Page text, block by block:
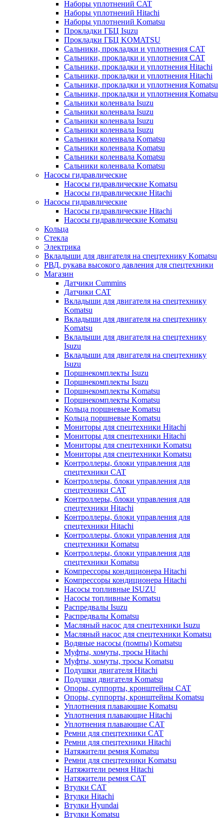
Наборы уплотнений CAT
Наборы уплотнений Hitachi
Наборы уплотнений Komatsu
Прокладки ГБЦ Isuzu
Прокладки ГБЦ KOMATSU
Сальники, прокладки и уплотнения CAT
Сальники, прокладки и уплотнения CAT
Сальники, прокладки и уплотнения Hitachi
Сальники, прокладки и уплотнения Hitachi
Сальники, прокладки и уплотнения Komatsu
Сальники, прокладки и уплотнения Komatsu
Сальники коленвала Isuzu
Сальники коленвала Isuzu
Сальники коленвала Isuzu
Сальники коленвала Isuzu
Сальники коленвала Komatsu
Сальники коленвала Komatsu
Сальники коленвала Komatsu
Сальники коленвала Komatsu
Насосы гидравлические
Насосы гидравлические Komatsu
Насосы гидравлические Hitachi
Насосы гидравлические
Насосы гидравлические Hitachi
Насосы гидравлические Komatsu
Кольца
Стекла
Электрика
Вкладыши для двигателя на спецтехнику Komatsu
РВД, рукава высокого давления для спецтехники
Магазин
Датчики Cummins
Датчики CAT
Вкладыши для двигателя на спецтехнику
Komatsu
Вкладыши для двигателя на спецтехнику
Komatsu
Вкладыши для двигателя на спецтехнику
Isuzu
Вкладыши для двигателя на спецтехнику
Isuzu
Поршнекомплекты Isuzu
Поршнекомплекты Isuzu
Поршнекомплекты Komatsu
Поршнекомплекты Komatsu
Кольца поршневые Komatsu
Кольца поршневые Komatsu
Мониторы для спецтехники Hitachi
Мониторы для спецтехники Hitachi
Мониторы для спецтехники Komatsu
Мониторы для спецтехники Komatsu
Контроллеры, блоки управления для
спецтехники CAT
Контроллеры, блоки управления для
спецтехники CAT
Контроллеры, блоки управления для
спецтехники Hitachi
Контроллеры, блоки управления для
спецтехники Hitachi
Контроллеры, блоки управления для
спецтехники Komatsu
Контроллеры, блоки управления для
спецтехники Komatsu
Компрессоры кондиционера Hitachi
Компрессоры кондиционера Hitachi
Насосы топливные ISUZU
Насосы топливные Komatsu
Распредвалы Isuzu
Распредвалы Komatsu
Масляный насос для спецтехники Isuzu
Масляный насос для спецтехники Komatsu
Водяные насосы (помпы) Komatsu
Муфты, хомуты, тросы Hitachi
Муфты, хомуты, тросы Komatsu
Подушки двигателя Hitachi
Подушки двигателя Komatsu
Опоры, суппорты, кронштейны CAT
Опоры, суппорты, кронштейны Komatsu
Уплотнения плавающие Komatsu
Уплотнения плавающие Hitachi
Уплотнения плавающие CAT
Ремни для спецтехники CAT
Ремни для спецтехники Hitachi
Натяжители ремня Komatsu
Ремни для спецтехники Komatsu
Натяжители ремня Hitachi
Натяжители ремня CAT
Втулки CAT
Втулки Hitachi
Втулки Hyundai
Втулки Komatsu